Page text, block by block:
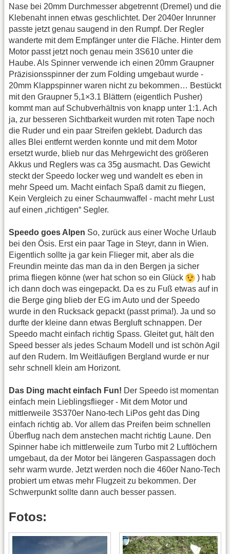
Nase bei 20mm Durchmesser abgetrennt (Dremel) und die
Klebenaht innen etwas geschlichtet. Der 2040er Inrunner
passte jetzt genau saugend in den Rumpf. Der Regler
wanderte mit dem Empfänger unter die Fläche. Hinter dem
Motor passt jetzt noch genau mein 3S610 unter die
Haube. Als Spinner verwende ich einen 20mm Graupner
Präzisionsspinner der zum Folding umgebaut wurde -
20mm Klappspinner waren nicht zu bekommen… Bestückt
mit den Graupner 5,1×3.1 Blättern (eigentlich Pusher)
kommt man auf Schubverhältnis von knapp unter 1:1. Ach
ja, zur besseren Sichtbarkeit wurden mit roten Tape noch
die Ruder und ein paar Streifen geklebt. Dadurch das
alles Blei entfernt werden konnte und mit dem Motor
ersetzt wurde, blieb nur das Mehrgewicht des größeren
Akkus und Reglers was ca 35g ausmacht. Das Gewicht
steckt der Speedo locker weg und wandelt es eben in
mehr Speed um. Macht einfach Spaß damit zu fliegen,
Kein Vergleich zu einer Schaumwaffel - macht mehr Lust
auf einen „richtigen“ Segler.
Speedo goes Alpen So, zurück aus einer Woche Urlaub
bei den Ösis. Erst ein paar Tage in Steyr, dann in Wien.
Eigentlich sollte ja gar kein Flieger mit, aber als die
Freundin meinte das man da in den Bergen ja sicher
prima fliegen könne (wer hat schon so ein Glück
) hab
ich dann doch was eingepackt. Da es zu Fuß etwas auf in
die Berge ging blieb der EG im Auto und der Speedo
wurde in den Rucksack gepackt (passt prima!). Ja und so
durfte der kleine dann etwas Bergluft schnappen. Der
Speedo macht einfach richtig Spass. Gleitet gut, hält den
Speed besser als jedes Schaum Modell und ist schön Agil
auf den Rudern. Im Weitläufigen Bergland wurde er nur
sehr schnell klein am Horizont.
Das Ding macht einfach Fun! Der Speedo ist momentan
einfach mein Lieblingsflieger - Mit dem Motor und
mittlerweile 3S370er Nano-tech LiPos geht das Ding
einfach richtig ab. Vor allem das Preifen beim schnellen
Überflug nach dem anstechen macht richtig Laune. Den
Spinner habe ich mittlerweile zum Turbo mit 2 Luftlöchern
umgebaut, da der Motor bei längeren Gaspassagen doch
sehr warm wurde. Jetzt werden noch die 460er Nano-Tech
probiert um etwas mehr Flugzeit zu bekommen. Der
Schwerpunkt sollte dann auch besser passen.
Fotos: